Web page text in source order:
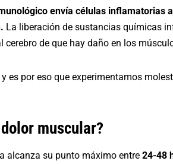
envía células inflamatorias
La liberación de sustancias químicas
de que hay daño en los
es por eso que experimentamos
muscular?
alcanza su punto máximo entre 24-48